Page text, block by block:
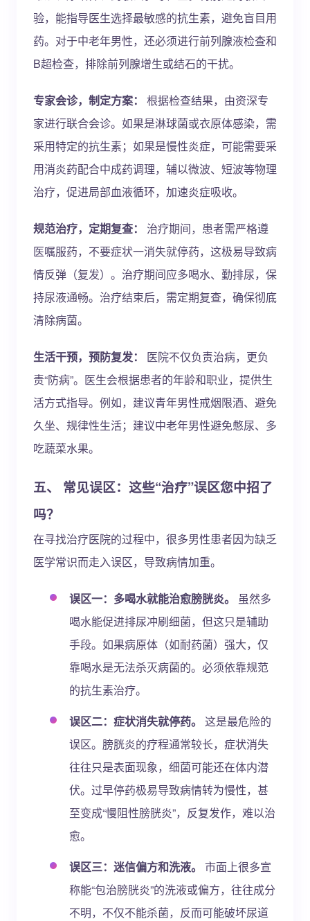
验，能指导医生选择最敏感的抗生素，避免盲目用
药。对于中老年男性，还必须进行前列腺液检查和
B超检查，排除前列腺增生或结石的干扰。
专家会诊，制定方案：
根据检查结果，由资深专
家进行联合会诊。如果是淋球菌或衣原体感染，需
采用特定的抗生素；如果是慢性炎症，可能需要采
用消炎药配合中成药调理，辅以微波、短波等物理
治疗，促进局部血液循环，加速炎症吸收。
规范治疗，定期复查：
治疗期间，患者需严格遵
医嘱服药，不要症状一消失就停药，这极易导致病
情反弹（复发）。治疗期间应多喝水、勤排尿，保
持尿液通畅。治疗结束后，需定期复查，确保彻底
清除病菌。
生活干预，预防复发：
医院不仅负责治病，更负
责“防病”。医生会根据患者的年龄和职业，提供生
活方式指导。例如，建议青年男性戒烟限酒、避免
久坐、规律性生活；建议中老年男性避免憋尿、多
吃蔬菜水果。
五、 常见误区：这些“治疗”误区您中招了
吗？
在寻找治疗医院的过程中，很多男性患者因为缺乏
医学常识而走入误区，导致病情加重。
误区一：多喝水就能治愈膀胱炎。
虽然多
喝水能促进排尿冲刷细菌，但这只是辅助
手段。如果病原体（如耐药菌）强大，仅
靠喝水是无法杀灭病菌的。必须依靠规范
的抗生素治疗。
误区二：症状消失就停药。 这是最危险的
误区。膀胱炎的疗程通常较长，症状消失
往往只是表面现象，细菌可能还在体内潜
伏。过早停药极易导致病情转为慢性，甚
至变成“慢阻性膀胱炎”，反复发作，难以治
愈。
误区三：迷信偏方和洗液。 市面上很多宣
称能“包治膀胱炎”的洗液或偏方，往往成分
不明，不仅不能杀菌，反而可能破坏尿道